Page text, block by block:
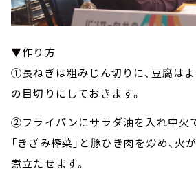
▼作り方
①長ねぎは粗みじん切りに、豆腐は
の目切りにしておきます。
②フライパンにサラダ油を入れ中火
「きざみ榨菜」と豚ひき肉を炒め、火
煮立たせます。